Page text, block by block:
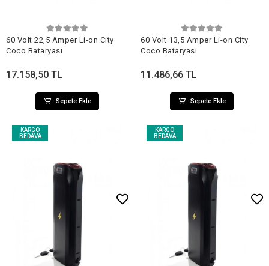
60 Volt 22,5 Amper Li-on City
Coco Bataryası
17.158,50 TL
Sepete Ekle
60 Volt 13,5 Amper Li-on City
Coco Bataryası
11.486,66 TL
Sepete Ekle
KARGO
BEDAVA
Sepete Ekle
KARGO
BEDAVA
Sepete Ekle